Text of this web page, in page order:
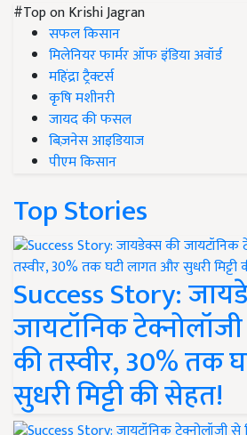
#Top on Krishi Jagran
सफल किसान
मिलेनियर फार्मर ऑफ इंडिया अवॉर्ड
महिंद्रा ट्रैक्टर्स
कृषि मशीनरी
जायद की फसल
बिज़नेस आइडियाज
पीएम किसान
Top Stories
Success Story:
जायटॉनिक
की तस्वीर, 30% तक
सुधरी मिट्टी की सेहत!